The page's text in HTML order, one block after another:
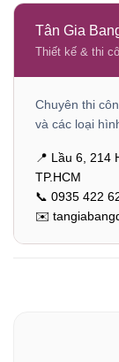
Tân Gia
Thiết kế & thi
Chuyên thi
và các loại
📍 Lầu 6, 214
TP.HCM
📞 0935 422
✉️